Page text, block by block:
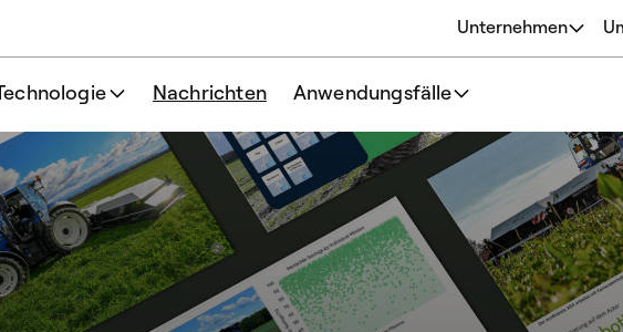
Nachrichten Anwendungsfälle
Unternehmen
Unsere Philosophie
Team